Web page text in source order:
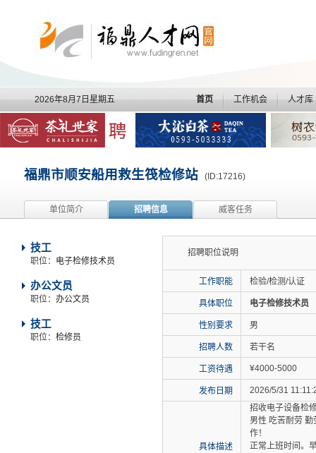
2026年8月7日星期五 首页 工作机会 人才库
福鼎市顺安船用救生筏检修站 (ID:17216)
单位简介 招聘信息 威客任务
技工
职位： 电子检修技术员
办公文员
职位： 办公文员
技工
职位： 检修员
招聘职位说明
工作职能 检验/检测/认证
具体职位 电子检修技术员
性别要求 男
招聘人数 若干名
工资待遇 ¥4000-5000
发布日期 2026/5/31
具体描述
招收电子设备检
男性 吃苦耐劳
作！
正常上班时间。